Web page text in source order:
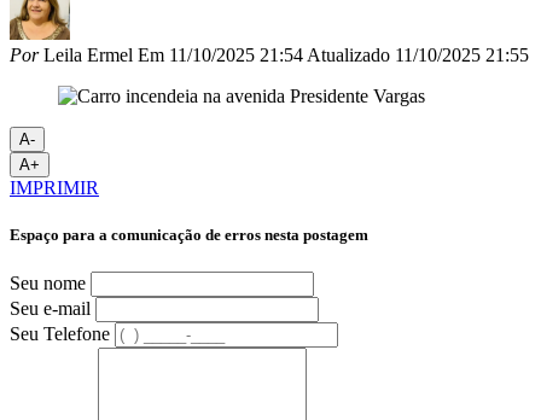
PorLeila Ermel Em 11/10/2025 21:54 Atualizado 11/10/2025 21:55
A-
A+
IMPRIMIR
Espaço para a comunicação de erros nesta postagem
Seu nome
Seu e-mail
Seu Telefone